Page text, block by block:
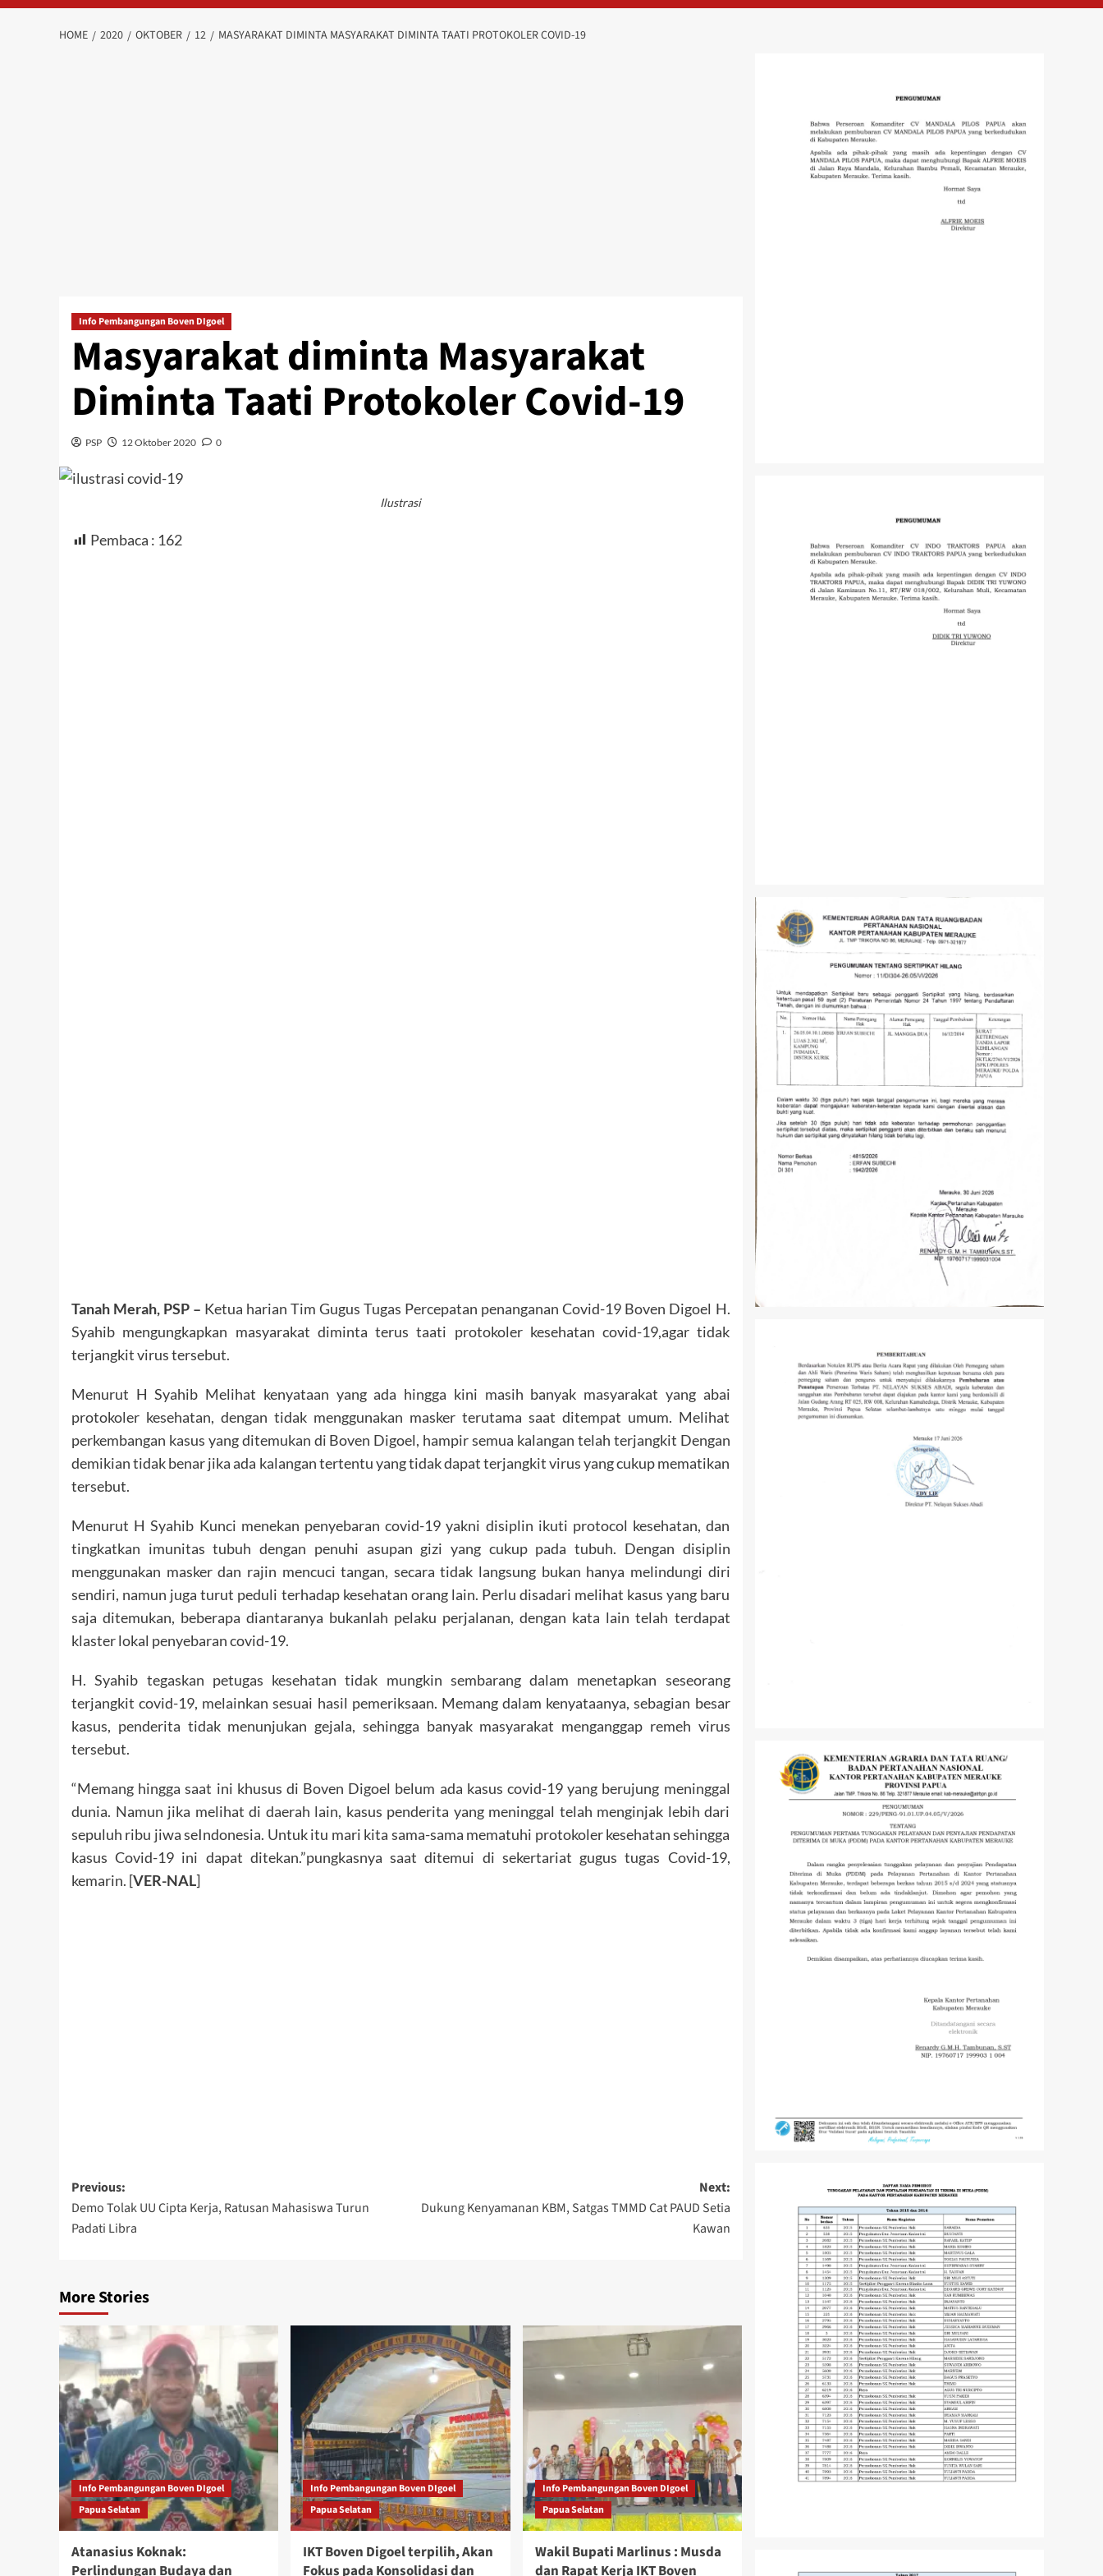
HOME 2020 OKTOBER 12 MASYARAKAT DIMINTA MASYARAKAT DIMINTA TAATI PROTOKOLER COVID-19
Info Pembangungan Boven DIgoel
Masyarakat diminta Masyarakat
Diminta Taati Protokoler Covid-19
PSP 12 Oktober 2020 0
Ilustrasi
Pembaca : 162
Tanah Merah, PSP – Ketua harian Tim Gugus Tugas Percepatan penanganan Covid-19 Boven Digoel H.
Syahib mengungkapkan masyarakat diminta terus taati protokoler kesehatan covid-19,agar tidak
terjangkit virus tersebut.
Menurut H Syahib Melihat kenyataan yang ada hingga kini masih banyak masyarakat yang abai
protokoler kesehatan, dengan tidak menggunakan masker terutama saat ditempat umum. Melihat
perkembangan kasus yang ditemukan di Boven Digoel, hampir semua kalangan telah terjangkit Dengan
demikian tidak benar jika ada kalangan tertentu yang tidak dapat terjangkit virus yang cukup mematikan
tersebut.
Menurut H Syahib Kunci menekan penyebaran covid-19 yakni disiplin ikuti protocol kesehatan, dan
tingkatkan imunitas tubuh dengan penuhi asupan gizi yang cukup pada tubuh. Dengan disiplin
menggunakan masker dan rajin mencuci tangan, secara tidak langsung bukan hanya melindungi diri
sendiri, namun juga turut peduli terhadap kesehatan orang lain. Perlu disadari melihat kasus yang baru
saja ditemukan, beberapa diantaranya bukanlah pelaku perjalanan, dengan kata lain telah terdapat
klaster lokal penyebaran covid-19.
H. Syahib tegaskan petugas kesehatan tidak mungkin sembarang dalam menetapkan seseorang
terjangkit covid-19, melainkan sesuai hasil pemeriksaan. Memang dalam kenyataanya, sebagian besar
kasus, penderita tidak menunjukan gejala, sehingga banyak masyarakat menganggap remeh virus
tersebut.
“Memang hingga saat ini khusus di Boven Digoel belum ada kasus covid-19 yang berujung meninggal
dunia. Namun jika melihat di daerah lain, kasus penderita yang meninggal telah menginjak lebih dari
sepuluh ribu jiwa seIndonesia. Untuk itu mari kita sama-sama mematuhi protokoler kesehatan sehingga
kasus Covid-19 ini dapat ditekan.”pungkasnya saat ditemui di sekertariat gugus tugas Covid-19,
kemarin. [VER-NAL]
Post
navigation
Previous:
Demo Tolak UU Cipta Kerja, Ratusan Mahasiswa Turun
Padati Libra
Next:
Dukung Kenyamanan KBM, Satgas TMMD Cat PAUD Setia
Kawan
More Stories
Info Pembangungan Boven DIgoel
Papua Selatan
Atanasius Koknak:
Perlindungan Budaya dan
Info Pembangungan Boven DIgoel
Papua Selatan
IKT Boven Digoel terpilih, Akan
Fokus pada Konsolidasi dan
Info Pembangungan Boven DIgoel
Papua Selatan
Wakil Bupati Marlinus : Musda
dan Rapat Kerja IKT Boven